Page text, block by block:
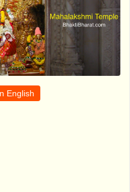
English